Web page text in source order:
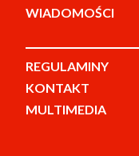
WIADOMOŚCI
REGULAMINY
KONTAKT
MULTIMEDIA